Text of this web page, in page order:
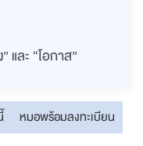
และ “โอกาส”
หมอพร้อมลงทะเบียน